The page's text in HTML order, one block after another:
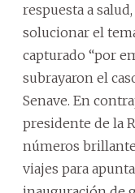
respuesta a
solucionar el
capturado “por
subrayaron el
Senave. En
presidente de la
números
viajes para